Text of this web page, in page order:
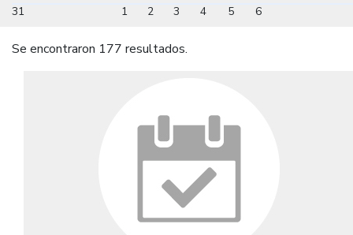
31
1 2 3 4 5 6
Se encontraron 177 resultados.